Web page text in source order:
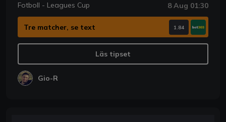
Fotboll - Leagues Cup 8 Aug 01:30
Tre matcher, se text 1.84
Läs tipset
Gio-R